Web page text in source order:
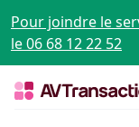
Pour joindre le
le 06 68 12 22 52